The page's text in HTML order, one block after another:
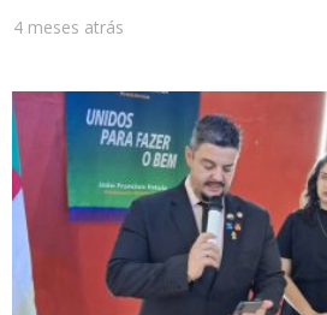
4 meses atrás